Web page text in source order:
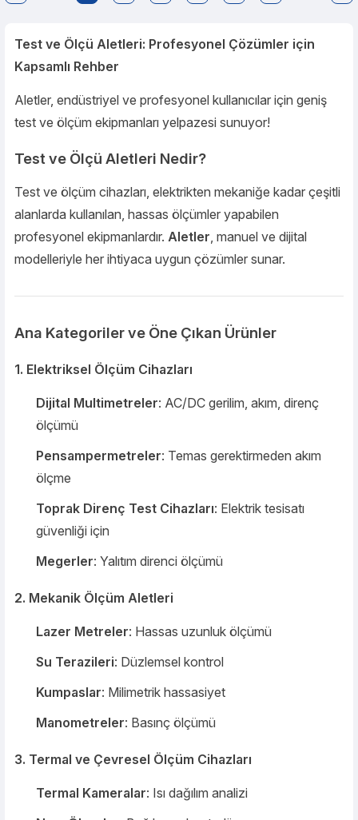
Test ve Ölçü Aletleri: Profesyonel Çözümler için
Kapsamlı Rehber
Aletler, endüstriyel ve profesyonel kullanıcılar için geniş
test ve ölçüm ekipmanları yelpazesi sunuyor!
Test ve Ölçü Aletleri Nedir?
Test ve ölçüm cihazları, elektrikten mekaniğe kadar çeşitli
alanlarda kullanılan, hassas ölçümler yapabilen
profesyonel ekipmanlardır. Aletler , manuel ve dijital
modelleriyle her ihtiyaca uygun çözümler sunar.
Ana Kategoriler ve Öne Çıkan Ürünler
1. Elektriksel Ölçüm Cihazları
Dijital Multimetreler: AC/DC gerilim, akım, direnç
ölçümü
Pensampermetreler: Temas gerektirmeden akım
ölçme
Toprak Direnç Test Cihazları: Elektrik tesisatı
güvenliği için
Megerler: Yalıtım direnci ölçümü
2. Mekanik Ölçüm Aletleri
Lazer Metreler: Hassas uzunluk ölçümü
Su Terazileri: Düzlemsel kontrol
Kumpaslar: Milimetrik hassasiyet
Manometreler: Basınç ölçümü
3. Termal ve Çevresel Ölçüm Cihazları
Termal Kameralar: Isı dağılım analizi